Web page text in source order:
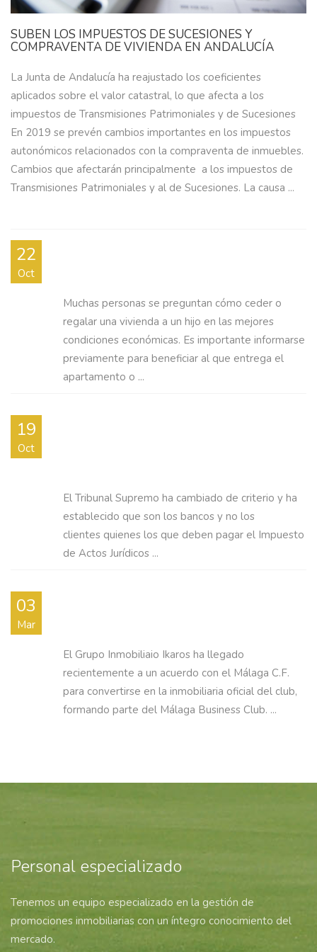
SUBEN LOS IMPUESTOS DE SUCESIONES Y
COMPRAVENTA DE VIVIENDA EN ANDALUCÍA
La Junta de Andalucía ha reajustado los coeficientes
aplicados sobre el valor catastral, lo que afecta a los
impuestos de Transmisiones Patrimoniales y de Sucesiones
En 2019 se prevén cambios importantes en los impuestos
autonómicos relacionados con la compraventa de inmuebles.
Cambios que afectarán principalmente a los impuestos de
Transmisiones Patrimoniales y al de Sucesiones. La causa ...
22
Oct
Muchas personas se preguntan cómo ceder o
regalar una vivienda a un hijo en las mejores
condiciones económicas. Es importante informarse
previamente para beneficiar al que entrega el
apartamento o ...
19
Oct
El Tribunal Supremo ha cambiado de criterio y ha
establecido que son los bancos y no los
clientes quienes los que deben pagar el Impuesto
de Actos Jurídicos ...
03
Mar
El Grupo Inmobiliaio Ikaros ha llegado
recientemente a un acuerdo con el Málaga C.F.
para convertirse en la inmobiliaria oficial del club,
formando parte del Málaga Business Club. ...
Personal especializado
Tenemos un equipo especializado en la gestión de
promociones inmobiliarias con un í­ntegro conocimiento del
mercado.